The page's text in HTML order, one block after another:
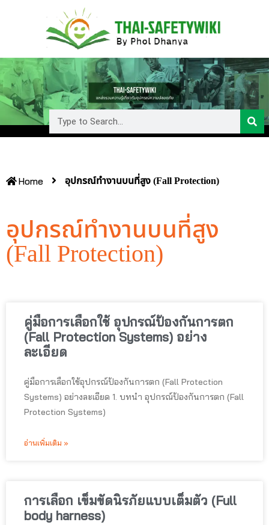
Home อุปกรณ์ทำงานบนที่สูง (Fall Protection)
อุปกรณ์ทำงานบนที่สูง
(Fall Protection)
คู่มือการเลือกใช้ อุปกรณ์ป้องกันการตก
(Fall Protection Systems) อย่าง
ละเอียด
คู่มือการเลือกใช้อุปกรณ์ป้องกันการตก (Fall Protection
Systems) อย่างละเอียด 1. บทนำ อุปกรณ์ป้องกันการตก (Fall
Protection Systems)
อ่านเพิ่มเติม »
การเลือก เข็มขัดนิรภัยแบบเต็มตัว (Full
body harness)